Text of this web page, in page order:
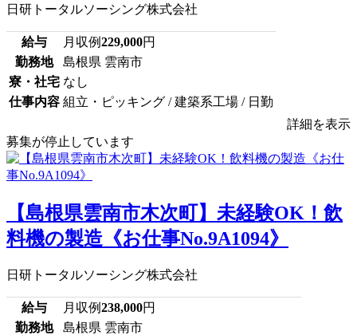
日研トータルソーシング株式会社
給与 月収例229,000円
勤務地
島根県 雲南市
寮・社宅 なし
仕事内容 組立・ピッキング / 建築系工場 / 日勤
詳細を表示
募集が停止しています
【島根県雲南市木次町】未経験OK！飲
料機の製造《お仕事No.9A1094》
日研トータルソーシング株式会社
給与 月収例238,000円
勤務地
島根県 雲南市